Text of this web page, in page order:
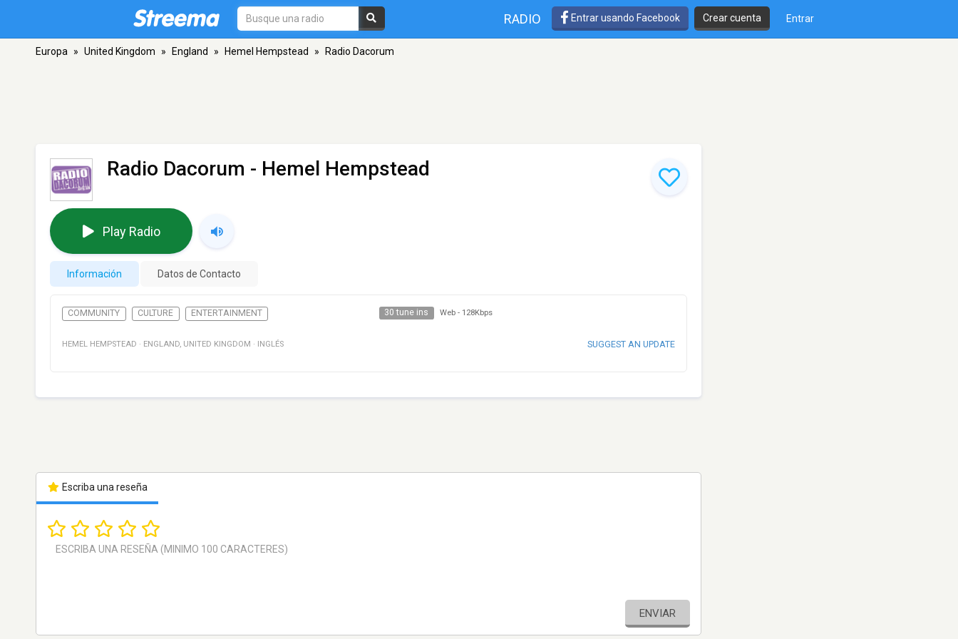
RADIO Entrar usando Facebook Crear cuenta Entrar
Europa » United Kingdom » England » Hemel Hempstead » Radio Dacorum
Radio Dacorum - Hemel Hempstead
Play Radio
Información Datos de Contacto
COMMUNITY CULTURE ENTERTAINMENT 30 tune ins Web - 128Kbps
HEMEL HEMPSTEAD · ENGLAND, UNITED KINGDOM · INGLÉS SUGGEST AN UPDATE
Escriba una reseña
ENVIAR